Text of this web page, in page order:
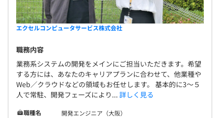
エクセルコンピュータサービス株式会社
職務内容
業務系システムの開発をメインにご担当いただきます。希望
する方には、あなたのキャリアプランに合わせて、他業種や
Web／クラウドなどの領域もお任せします。 基本的に3～５
人で常駐、開発フェーズにより... 詳しく見る
職種名
開発エンジニア（大阪）